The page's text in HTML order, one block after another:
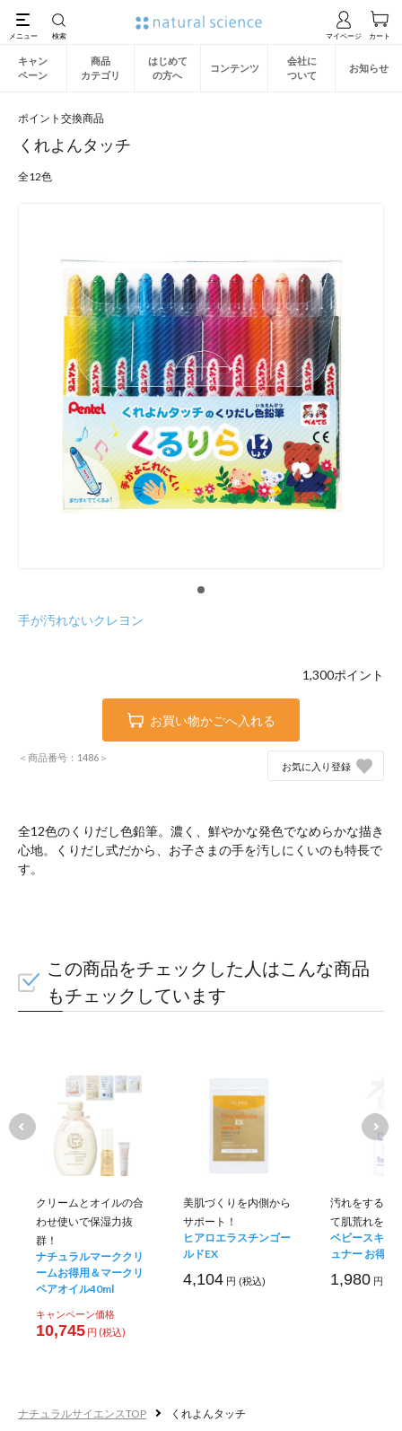
キャン
ペーン
商品
カテゴリ
はじめて
の方へ
コンテンツ
会社に
ついて
お知らせ
ポイント交換商品
くれよんタッチ
全12色
手が汚れないクレヨン
1,300ポイント
お買い物かごへ入れる
＜商品番号：1486＞
お気に入り登録
全12色のくりだし色鉛筆。濃く、鮮やかな発色でなめらかな描き
心地。くりだし式だから、お子さまの手を汚しにくいのも特長で
す。
この商品をチェックした人はこんな商品
もチェックしています
クリームとオイルの合
わせ使いで保湿力抜
群！
ナチュラルマーククリ
ームお得用＆マークリ
ペアオイル40ml
キャンペーン価格
10,745 円 (税込)
美肌づくりを内側から
サポート！
ヒアロエラスチンゴー
ルドEX
4,104 円 (税込)
汚れをするん
て肌荒れを防
ベビースキン
ュナー お得用
1,980 円 (税
ナチュラルサイエンスTOP くれよんタッチ